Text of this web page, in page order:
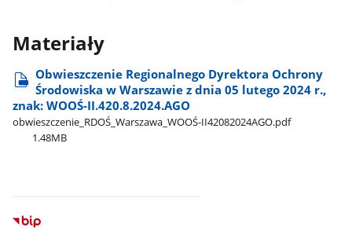
Materiały
Obwieszczenie Regionalnego Dyrektora Ochrony
Środowiska w Warszawie z dnia 05 lutego 2024 r.,
znak: WOOŚ-II.420.8.2024.AGO
obwieszczenie​_RDOŚ​_Warszawa​_WOOŚ-II42082024AGO.pdf
1.48MB